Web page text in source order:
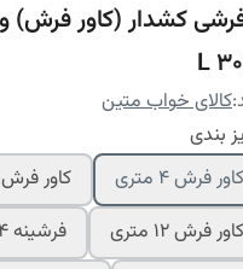
کشدار (کاور فرش)
L
کالای خواب متین
بندی
کاور فرش 4 متری
کاور فرش 6 متری
کاور فرش 12 متری
فرشینه 4 متری